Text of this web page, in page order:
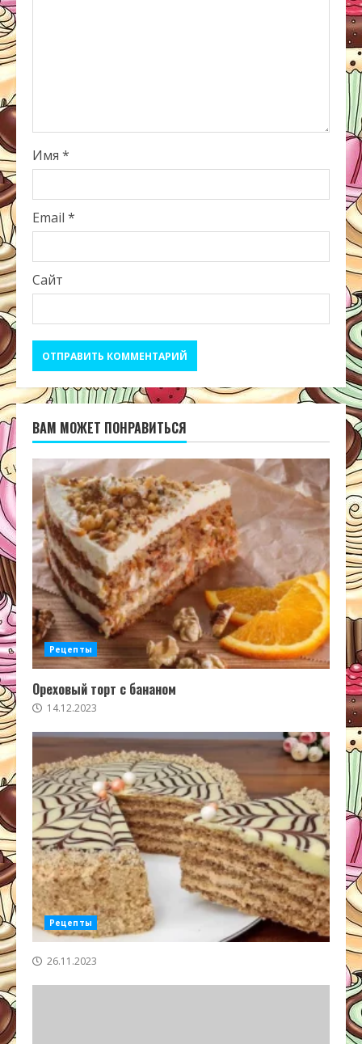
Имя *
Email *
Сайт
ВАМ МОЖЕТ ПОНРАВИТЬСЯ
Рецепты
Ореховый торт с бананом
14.12.2023
Рецепты
26.11.2023